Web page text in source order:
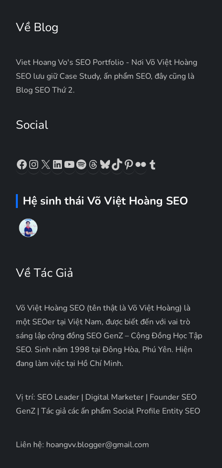
Về Blog
Viet Hoang Vo's SEO Portfolio - Nơi Võ Việt Hoàng
SEO lưu giữ Case Study, ấn phẩm SEO, đây cũng là
Blog SEO Thứ 2.
Social
Facebook
Instagram
X LinkedIn
YouTube
Spotify
Threads
Bluesky
TikTok
Pinterest
Flickr
Hệ sinh thái Võ Việt Hoàng SEO
Về Tác Giả
Võ Việt Hoàng SEO (tên thật là Võ Việt Hoàng) là
một SEOer tại Việt Nam, được biết đến với vai trò
sáng lập cộng đồng SEO GenZ – Cộng Đồng Học Tập
SEO. Sinh năm 1998 tại Đông Hòa, Phú Yên. Hiện
đang làm việc tại Hồ Chí Minh.
Vị trí: SEO Leader | Digital Marketer | Founder SEO
GenZ | Tác giả các ấn phẩm Social Profile Entity SEO
Liên hệ: hoangvv.blogger@gmail.com